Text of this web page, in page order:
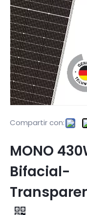
Compartir con:
MONO
Bifacial-